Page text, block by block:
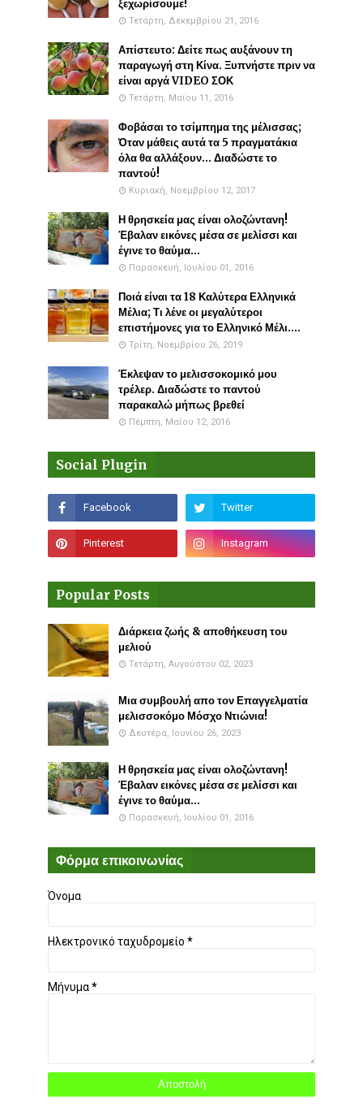
ξεχωρίσουμε!
Τετάρτη, Δεκεμβρίου 21, 2016
Απίστευτο: Δείτε πως αυξάνουν τη
παραγωγή στη Κίνα. Ξυπνήστε πριν να
είναι αργά VIDEO ΣΟΚ
Τετάρτη, Μαΐου 11, 2016
Φοβάσαι το τσίμπημα της μέλισσας;
Όταν μάθεις αυτά τα 5 πραγματάκια
όλα θα αλλάξουν... Διαδώστε το
παντού!
Κυριακή, Νοεμβρίου 12, 2017
Η θρησκεία μας είναι ολοζώντανη!
Έβαλαν εικόνες μέσα σε μελίσσι και
έγινε το θαύμα...
Παρασκευή, Ιουλίου 01, 2016
Ποιά είναι τα 18 Καλύτερα Ελληνικά
Μέλια; Τι λένε οι μεγαλύτεροι
επιστήμονες για το Ελληνικό Μέλι....
Τρίτη, Νοεμβρίου 26, 2019
Έκλεψαν το μελισσοκομικό μου
τρέλερ. Διαδώστε το παντού
παρακαλώ μήπως βρεθεί
Πέμπτη, Μαΐου 12, 2016
Social Plugin
Popular Posts
Διάρκεια ζωής & αποθήκευση του
μελιού
Τετάρτη, Αυγούστου 02, 2023
Μια συμβουλή απο τον Επαγγελματία
μελισσοκόμο Μόσχο Ντιώνια!
Δευτέρα, Ιουνίου 26, 2023
Η θρησκεία μας είναι ολοζώντανη!
Έβαλαν εικόνες μέσα σε μελίσσι και
έγινε το θαύμα...
Παρασκευή, Ιουλίου 01, 2016
Φόρμα επικοινωνίας
Όνομα
Ηλεκτρονικό ταχυδρομείο *
Μήνυμα*